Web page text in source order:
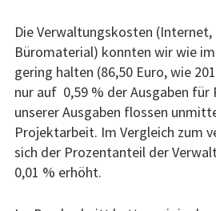
Die Verwaltungskosten
Büromaterial) konnten wir wie
gering halten (86,50 Euro, wie
nur auf 0,59 % der Ausgaben
unserer Ausgaben flossen
Projektarbeit. Im Vergleich zum
sich der Prozentanteil der
0,01 % erhöht.